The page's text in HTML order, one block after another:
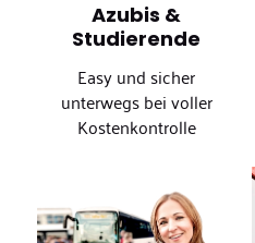
Azubis &
Studierende
Easy und sicher
unterwegs bei voller
Kostenkontrolle